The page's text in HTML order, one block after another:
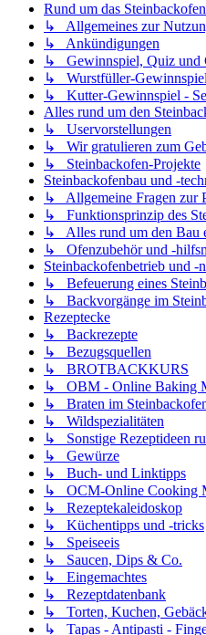
Rund um das
↳ Allgemeines zur
↳ Ankündigungen
↳ Gewinnspiel, Quiz und
↳ Wurstfüller-
↳ Kutter-Gewinnspiel -
Alles rund um den
↳ Uservorstellungen
↳ Wir gratulieren zum
↳ Steinbackofen-Projekte
Steinbackofenbau und -
↳ Allgemeine Fragen zur
↳ Funktionsprinzip des
↳ Alles rund um den Bau
↳ Ofenzubehör und -
Steinbackofenbetrieb und -
↳ Befeuerung eines
↳ Backvorgänge im
Rezeptecke
↳ Backrezepte
↳ Bezugsquellen
↳ BROTBACKKURS
↳ OBM - Online Baking
↳ Braten im
↳ Wildspezialitäten
↳ Sonstige Rezeptideen
↳ Gewürze
↳ Buch- und Linktipps
↳ OCM-Online Cooking
↳ Rezeptekaleidoskop
↳ Küchentipps und -tricks
↳ Speiseeis
↳ Saucen, Dips & Co.
↳ Eingemachtes
↳ Rezeptdatenbank
↳ Torten, Kuchen,
↳ Tapas - Antipasti -